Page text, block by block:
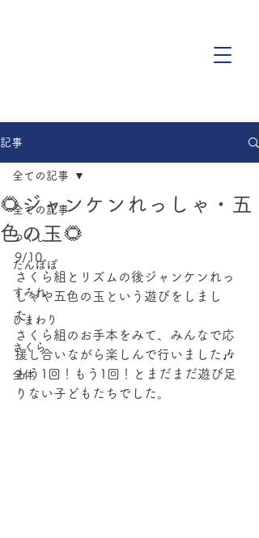
記事
全ての記事
つくし
たんぽぽ
すみれ
ひまわり
さくら
全体
全ての記事
🌻ジャンケンれっしゃ・五
色の玉🌻
9/10
さくら組とリズムの後ジャンケンれっ
しゃや五色の玉という遊びをしまし
た。
さくら組のお手本をみて、みんなで応
援し合いながら楽しんで行いました🎶
もう1回！もう1回！とまだまだ遊び足
りない子どもたちでした。